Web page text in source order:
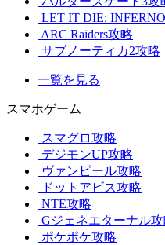
LET IT DIE:
ARC Raiders攻略
サブノーティカ2攻略
一覧を見る
スマホゲーム
スマグロ攻略
デジモンUP攻略
ヴァンピール攻略
ドットアビス攻略
NTE攻略
Gジェネエターナル攻
ポケポケ攻略